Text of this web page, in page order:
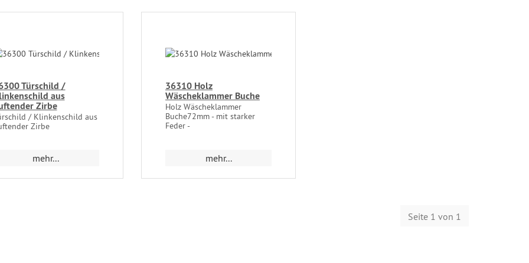
Türschild /
aus
Zirbe
/ Klinkenschild aus
Zirbe
mehr...
36310 Holz
Wäscheklammer Buche
Holz Wäscheklammer
Buche72mm - mit starker
Feder -
mehr...
Seite 1 von 1